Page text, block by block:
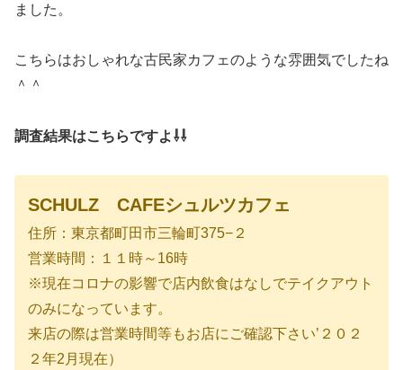
ました。
こちらはおしゃれな古民家カフェのような雰囲気でしたね
＾＾
調査結果はこちらですよ⇩⇩
SCHULZ CAFEシュルツカフェ
住所：東京都町田市三輪町375−２
営業時間：１１時～16時
※現在コロナの影響で店内飲食はなしでテイクアウト
のみになっています。
来店の際は営業時間等もお店にご確認下さい’２０２
２年2月現在）